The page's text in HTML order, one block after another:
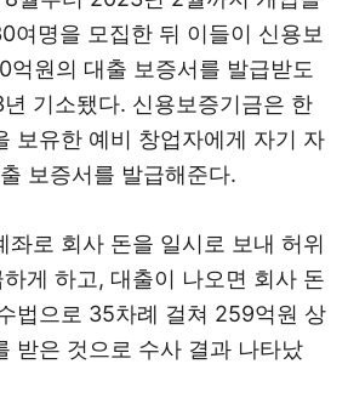
여명을 모집한 뒤 이들이 신용보
억원의 대출 보증서를 발급받도
기소됐다. 신용보증기금은 한
보유한 예비 창업자에게 자기 자
보증서를 발급해준다.
좌로 회사 돈을 일시로 보내 허위
게 하고, 대출이 나오면 회사 돈
법으로 35차례 걸쳐 259억원 상
받은 것으로 수사 결과 나타났